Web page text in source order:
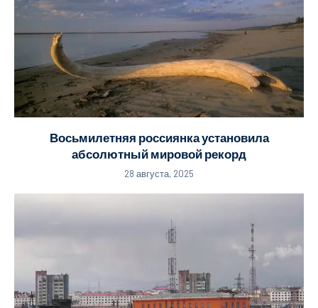
Восьмилетняя россиянка установила
абсолютный мировой рекорд
28 августа, 2025